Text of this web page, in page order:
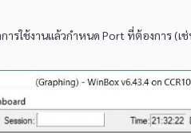
การใช้งานแล้วกำหนด Port ที่ต้องการ (เ